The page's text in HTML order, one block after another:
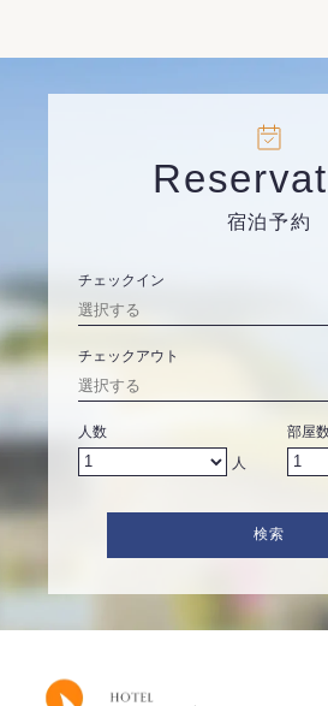
宿泊予約
チェックイン
チェックアウト
人数
人
部屋
検索